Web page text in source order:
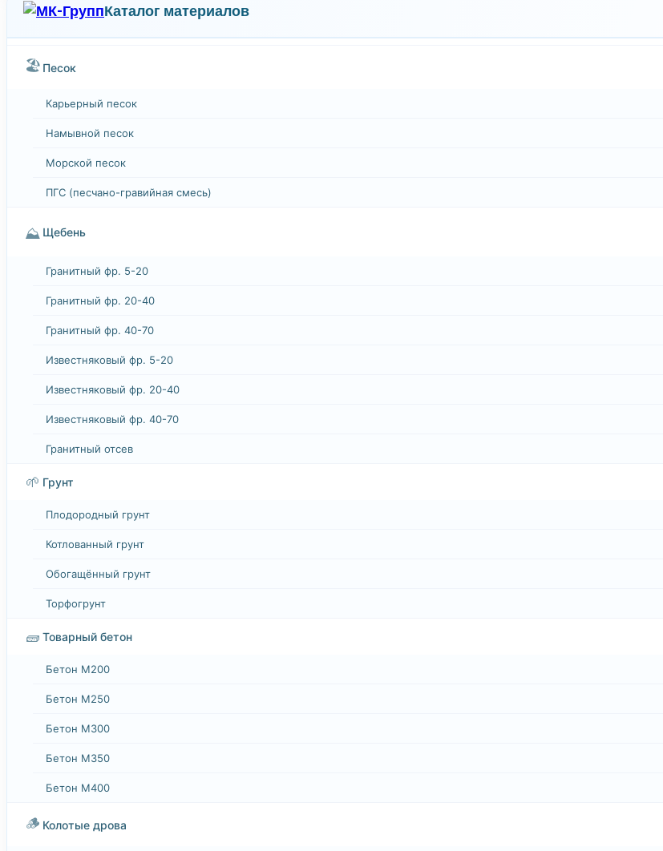
Каталог материалов
🏖️ Песок
Карьерный песок
Намывной песок
Морской песок
ПГС (песчано-гравийная смесь)
⛰️ Щебень
Гранитный фр. 5-20
Гранитный фр. 20-40
Гранитный фр. 40-70
Известняковый фр. 5-20
Известняковый фр. 20-40
Известняковый фр. 40-70
Гранитный отсев
🌱 Грунт
Плодородный грунт
Котлованный грунт
Обогащённый грунт
Торфогрунт
🧱 Товарный бетон
Бетон М200
Бетон М250
Бетон М300
Бетон М350
Бетон М400
🪵 Колотые дрова